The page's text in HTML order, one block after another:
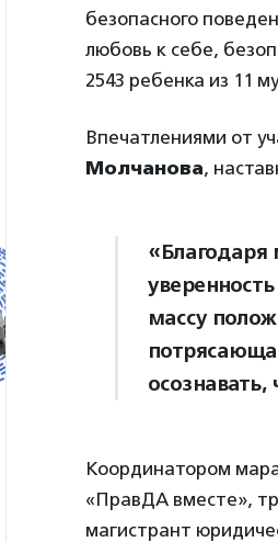
безопасного
любовь к себе,
2543 ребенка из 11
Впечатлениями от
Молчанова,
массу
Координатором
«ПравДА вместе»,
магистрант